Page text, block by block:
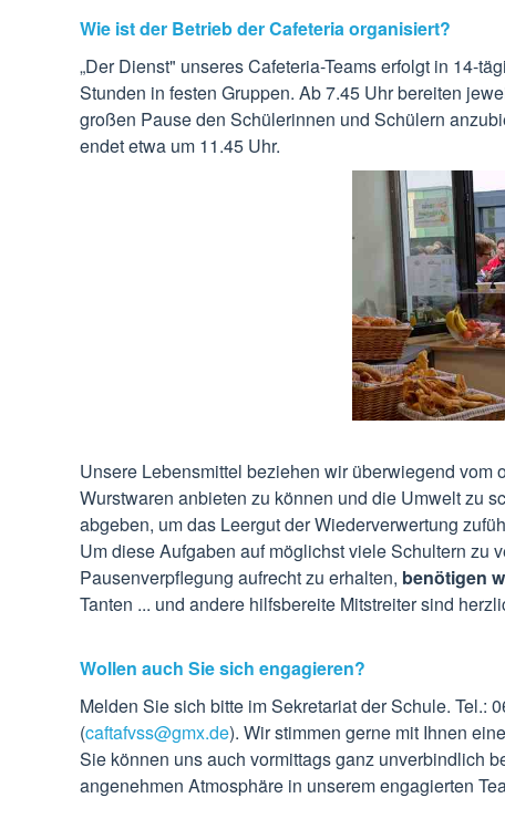
Wie ist der Betrieb der Cafeteria organisiert?
„Der Dienst" unseres Cafeteria-Teams erfolgt in 14-
Stunden in festen Gruppen. Ab 7.45 Uhr bereiten
großen Pause den Schülerinnen und Schülern
endet etwa um 11.45 Uhr.
Unsere Lebensmittel beziehen wir überwiegend
Wurstwaren anbieten zu können und die Umwelt zu
abgeben, um das Leergut der Wiederverwertung
Um diese Aufgaben auf möglichst viele Schultern zu
Pausenverpflegung aufrecht zu erhalten, benötigen
Tanten ... und andere hilfsbereite Mitstreiter sind
Wollen auch Sie sich engagieren?
Melden Sie sich bitte im Sekretariat der Schule. Tel.:
(caftafvss@gmx.de). Wir stimmen gerne mit Ihnen
Sie können uns auch vormittags ganz unverbindlich
angenehmen Atmosphäre in unserem engagierten